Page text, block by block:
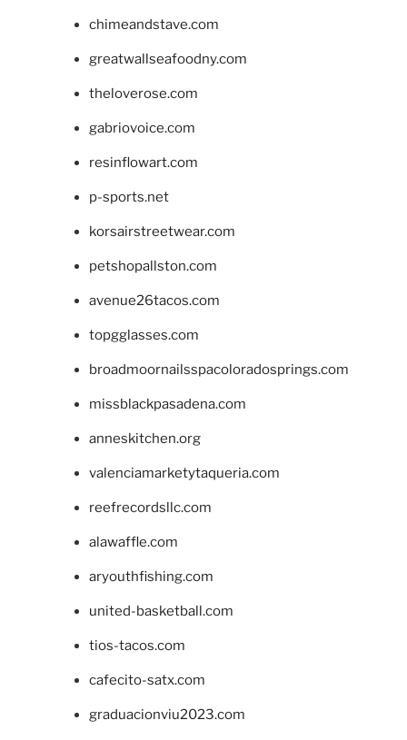
chimeandstave.com
greatwallseafoodny.com
theloverose.com
gabriovoice.com
resinflowart.com
p-sports.net
korsairstreetwear.com
petshopallston.com
avenue26tacos.com
topgglasses.com
broadmoornailsspacoloradosprings.com
missblackpasadena.com
anneskitchen.org
valenciamarketytaqueria.com
reefrecordsllc.com
alawaffle.com
aryouthfishing.com
united-basketball.com
tios-tacos.com
cafecito-satx.com
graduacionviu2023.com